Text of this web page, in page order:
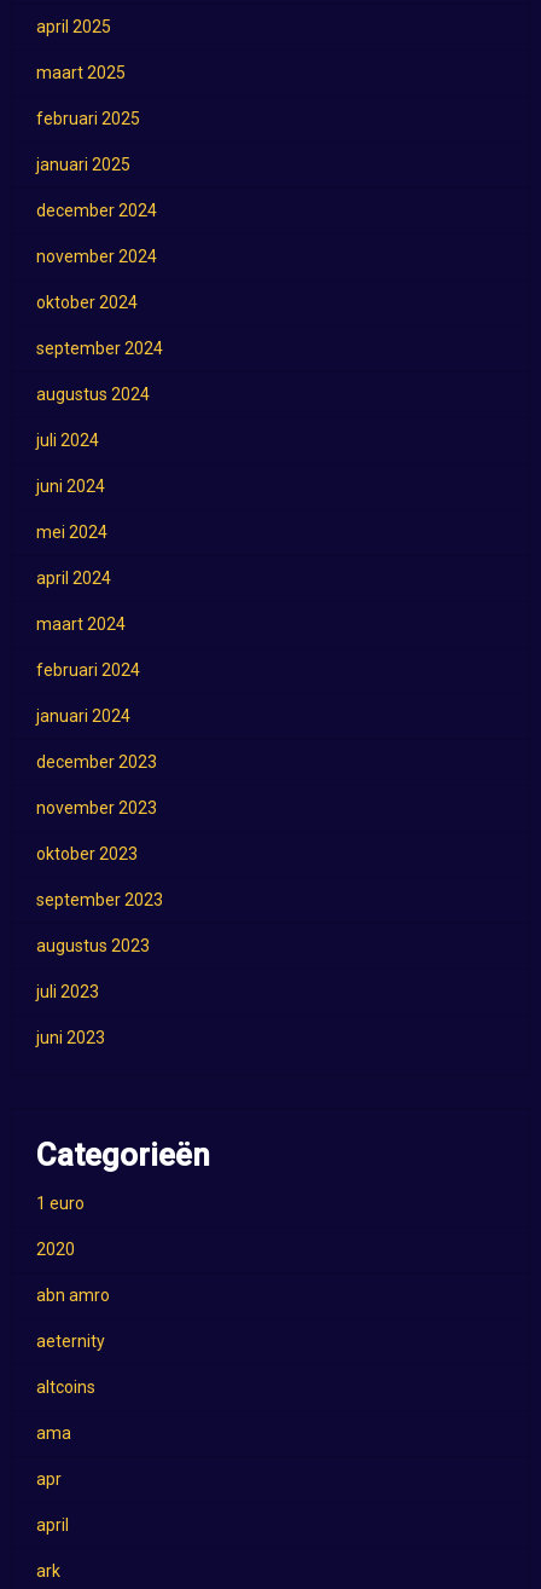
april 2025
maart 2025
februari 2025
januari 2025
december 2024
november 2024
oktober 2024
september 2024
augustus 2024
juli 2024
juni 2024
mei 2024
april 2024
maart 2024
februari 2024
januari 2024
december 2023
november 2023
oktober 2023
september 2023
augustus 2023
juli 2023
juni 2023
Categorieën
1 euro
2020
abn amro
aeternity
altcoins
ama
apr
april
ark